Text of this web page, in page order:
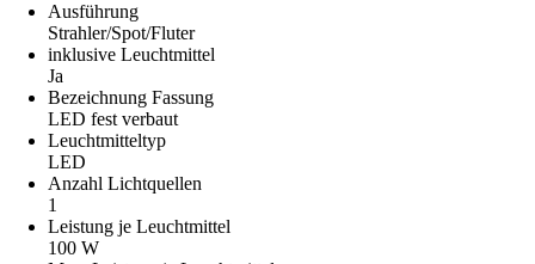
Ausführung
Strahler/Spot/Fluter
inklusive Leuchtmittel
Ja
Bezeichnung Fassung
LED fest verbaut
Leuchtmitteltyp
LED
Anzahl Lichtquellen
1
Leistung je Leuchtmittel
100 W